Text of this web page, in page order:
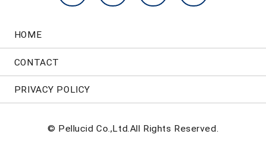
HOME
CONTACT
PRIVACY POLICY
© Pellucid Co.,Ltd.All Rights Reserved.